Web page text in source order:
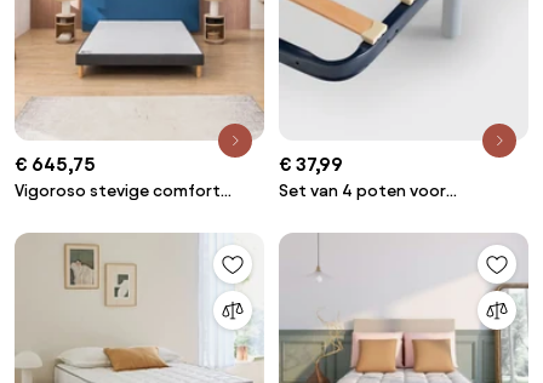
€ 645,75
Vigoroso stevige comfort
€ 37,99
Set van 4 poten voor